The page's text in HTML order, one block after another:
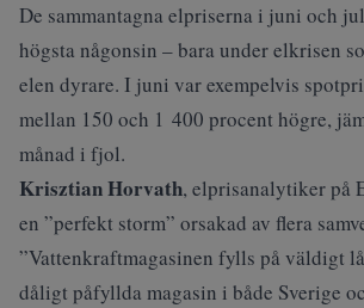
De sammantagna elpriserna i juni och
högsta någonsin – bara under elkrisen
elen dyrare. I juni var exempelvis
mellan 150 och 1 400 procent högre,
månad i fjol.
Krisztian Horvath, elprisanalytiker på
en ”perfekt storm” orsakad av flera
”Vattenkraftmagasinen fylls på väldigt
dåligt påfyllda magasin i både Sverige